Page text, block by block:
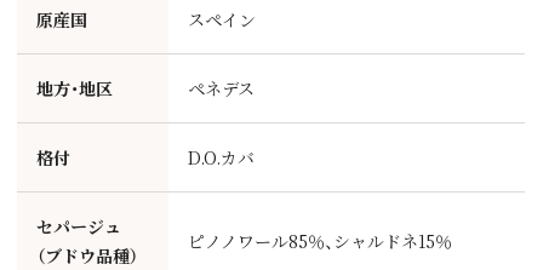
原産国 スペイン
地方・地区 ペネデス
格付 D.O.カバ
セパージュ
（ブドウ品種）
ピノノワール85％、シャルドネ15％